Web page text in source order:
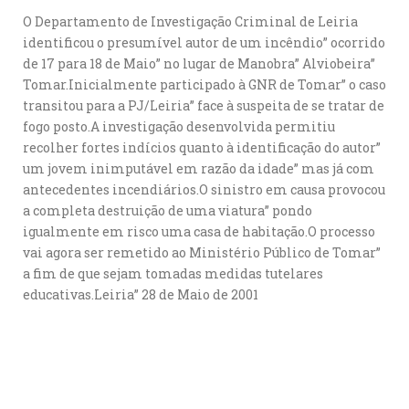
O Departamento de Investigação Criminal de Leiria
identificou o presumível autor de um incêndio” ocorrido
de 17 para 18 de Maio” no lugar de Manobra” Alviobeira”
Tomar.Inicialmente participado à GNR de Tomar” o caso
transitou para a PJ/Leiria” face à suspeita de se tratar de
fogo posto.A investigação desenvolvida permitiu
recolher fortes indícios quanto à identificação do autor”
um jovem inimputável em razão da idade” mas já com
antecedentes incendiários.O sinistro em causa provocou
a completa destruição de uma viatura” pondo
igualmente em risco uma casa de habitação.O processo
vai agora ser remetido ao Ministério Público de Tomar”
a fim de que sejam tomadas medidas tutelares
educativas.Leiria” 28 de Maio de 2001